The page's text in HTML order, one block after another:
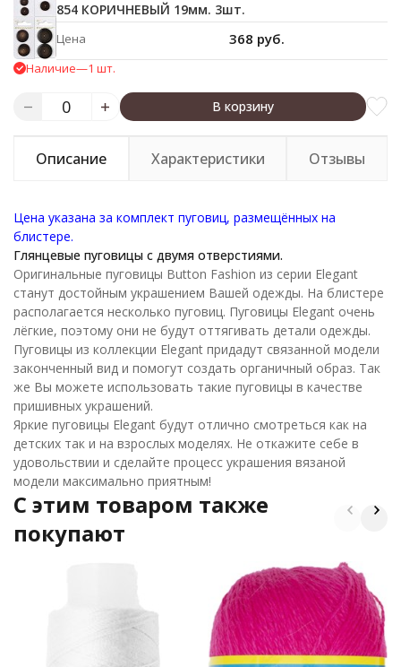
854 КОРИЧНЕВЫЙ 19мм. 3шт.
Цена 368 руб.
Наличие—1 шт.
В корзину
Описание Характеристики Отзывы
Цена указана за комплект пуговиц, размещённых на
блистере.
Глянцевые пуговицы с двумя отверстиями.
Оригинальные пуговицы Button Fashion из серии Elegant
станут достойным украшением Вашей одежды. На блистере
располагается несколько пуговиц. Пуговицы Elegant очень
лёгкие, поэтому они не будут оттягивать детали одежды.
Пуговицы из коллекции Elegant придадут связанной модели
законченный вид и помогут создать органичный образ. Так
же Вы можете использовать такие пуговицы в качестве
пришивных украшений.
Яркие пуговицы Elegant будут отлично смотреться как на
детских так и на взрослых моделях. Не откажите себе в
удовольствии и сделайте процесс украшения вязаной
модели максимально приятным!
C этим товаром также
покупают